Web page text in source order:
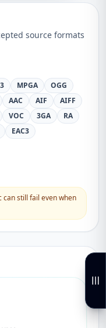
source formats
MPGA
OGG
AAC AIF
AIFF
VOC 3GA
RA
EAC3
can still fail even when